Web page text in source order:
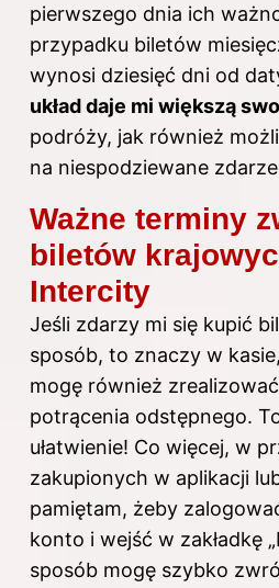
pierwszego dnia ich
przypadku biletów
wynosi dziesięć dni od
układ daje mi większą
podróży, jak również
na niespodziewane
Ważne terminy
biletów
Intercity
Jeśli zdarzy mi się kupić
sposób, to znaczy w
mogę również
potrącenia odstępnego.
ułatwienie! Co więcej, w
zakupionych w aplikacji
pamiętam, żeby
konto i wejść w zakładkę
sposób mogę szybko